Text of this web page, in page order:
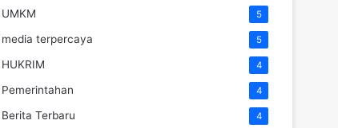
UMKM 5
media terpercaya 5
HUKRIM 4
Pemerintahan 4
Berita Terbaru 4